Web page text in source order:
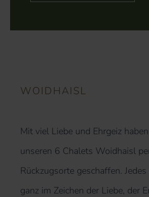
WOIDHAISL
Mit viel Liebe und Ehrgeiz
unseren 6 Chalets Woidhaisl
Rückzugsorte geschaffen.
ganz im Zeichen der Liebe, der